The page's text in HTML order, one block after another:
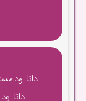
دانلـود